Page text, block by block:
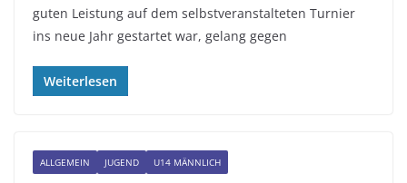
guten Leistung auf dem selbstveranstalteten Turnier
ins neue Jahr gestartet war, gelang gegen
Weiterlesen
ALLGEMEIN JUGEND U14 MÄNNLICH